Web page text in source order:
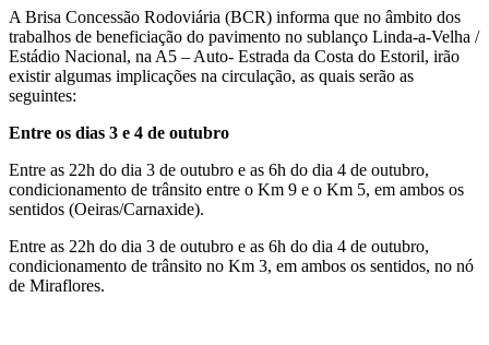
A Brisa Concessão Rodoviária (BCR) informa que no âmbito dos
trabalhos de beneficiação do pavimento no sublanço Linda-a-Velha /
Estádio Nacional, na A5 – Auto- Estrada da Costa do Estoril, irão
existir algumas implicações na circulação, as quais serão as
seguintes:
Entre os dias 3 e 4 de outubro
Entre as 22h do dia 3 de outubro e as 6h do dia 4 de outubro,
condicionamento de trânsito entre o Km 9 e o Km 5, em ambos os
sentidos (Oeiras/Carnaxide).
Entre as 22h do dia 3 de outubro e as 6h do dia 4 de outubro,
condicionamento de trânsito no Km 3, em ambos os sentidos, no nó
de Miraflores.